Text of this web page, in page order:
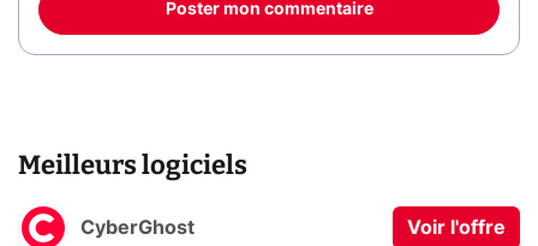
Poster mon commentaire
Meilleurs logiciels
CyberGhost Voir l'offre